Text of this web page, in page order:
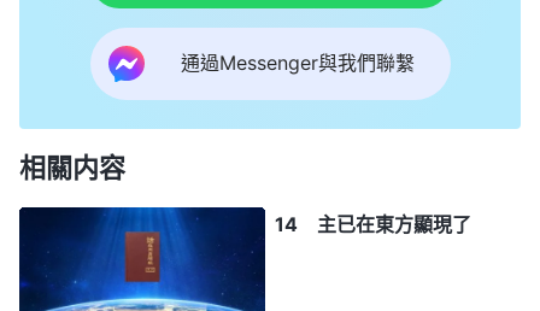
通過Messenger與我們聯繫
相關内容
14 主已在東方顯現了